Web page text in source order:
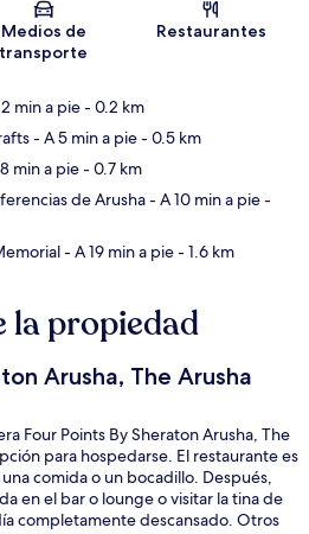
Sección del mapa
Medios de
transporte
Restaurantes
min a pie- 0.2 km
- A 5 min a pie- 0.5 km
min a pie- 0.7 km
de Arusha- A 10 min a pie-
- A 19 min a pie- 1.6 km
la propiedad
Arusha, The Arusha
Four Points By Sheraton Arusha, The
para hospedarse. El restaurante es
comida o un bocadillo. Después,
en el bar o lounge o visitar la tina de
completamente descansado. Otros